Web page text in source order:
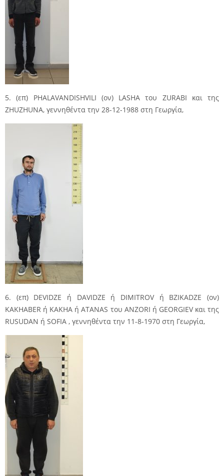
5. (επ) PHALAVANDISHVILI (ον) LASHA του ZURABI και της
ZHUZHUNA, γεννηθέντα την 28-12-1988 στη Γεωργία,
6. (επ) DEVIDZE ή DAVIDZE ή DIMITROV ή BZIKADZE (ον)
KAKHABER ή KAKHA ή ATANAS του ANZORI ή GEORGIEV και της
RUSUDAN ή SOFIA , γεννηθέντα την 11-8-1970 στη Γεωργία,